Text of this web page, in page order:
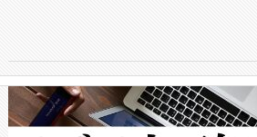
centers. Voltaiqは
からシステム統合
クルの各段階のデ
[…]
トに対して約600
では、反射率10％
で向上し、最大検